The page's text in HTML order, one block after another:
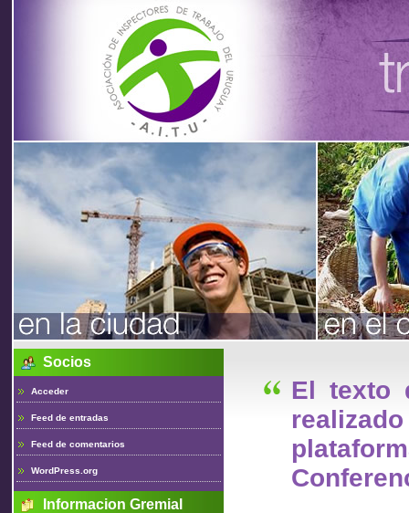
Asociación
de
Inspectores
de Trabajo
del UruguayEl texto
Socios
Acceder
Feed de entradas
Feed de comentarios
WordPress.org
Informacion Gremial